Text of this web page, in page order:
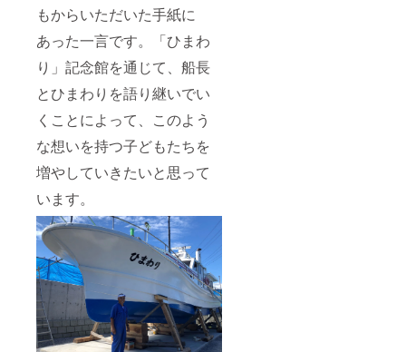
もからいただいた手紙に
あった一言です。「ひまわ
り」記念館を通じて、船長
とひまわりを語り継いでい
くことによって、このよう
な想いを持つ子どもたちを
増やしていきたいと思って
います。